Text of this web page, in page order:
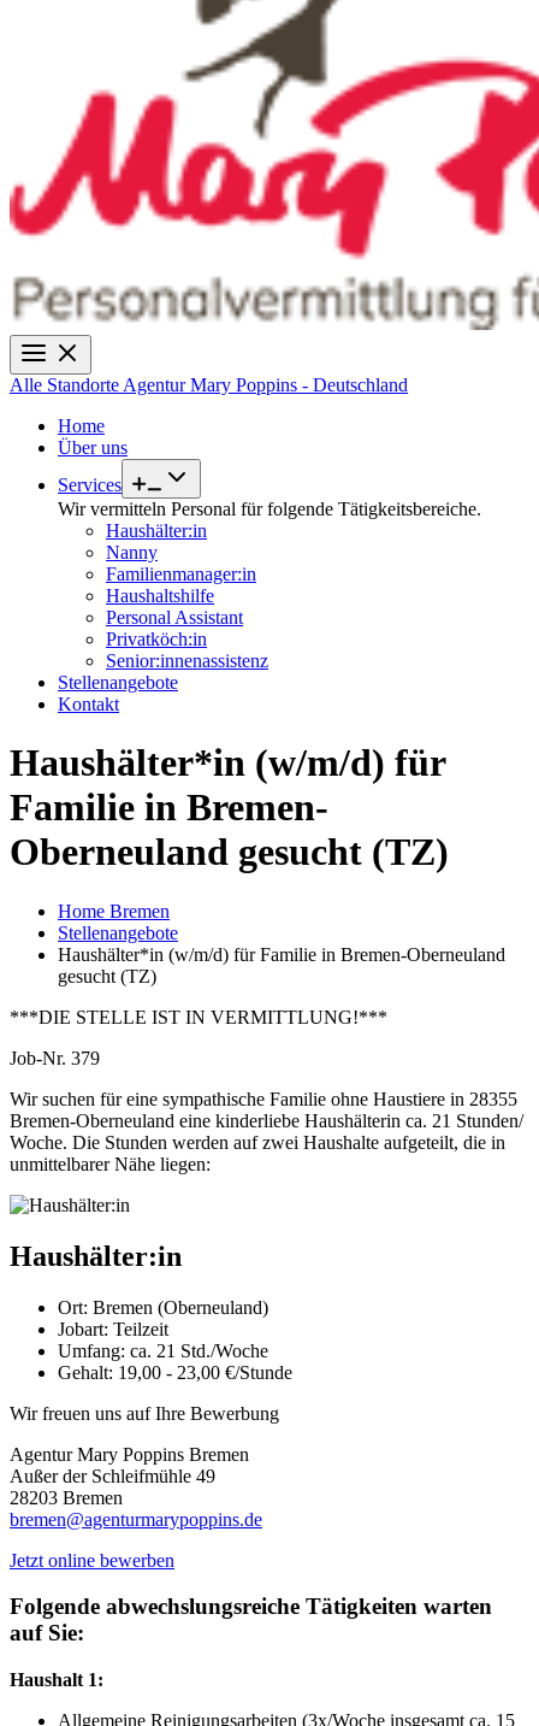
Alle Standorte Agentur Mary Poppins - Deutschland
Home
Über uns
Services
Wir vermitteln Personal für folgende Tätigkeitsbereiche.
Haushälter:in
Nanny
Familienmanager:in
Haushaltshilfe
Personal Assistant
Privatköch:in
Senior:innenassistenz
Stellenangebote
Kontakt
Haushälter*in (w/m/d) für
Familie in Bremen-
Oberneuland gesucht (TZ)
Home Bremen
Stellenangebote
Haushälter*in (w/m/d) für Familie in Bremen-Oberneuland
gesucht (TZ)
***DIE STELLE IST IN VERMITTLUNG!***
Job-Nr. 379
Wir suchen für eine sympathische Familie ohne Haustiere in 28355
Bremen-Oberneuland eine kinderliebe Haushälterin ca. 21 Stunden/
Woche. Die Stunden werden auf zwei Haushalte aufgeteilt, die in
unmittelbarer Nähe liegen:
Haushälter:in
Ort: Bremen (Oberneuland)
Jobart: Teilzeit
Umfang: ca. 21 Std./Woche
Gehalt: 19,00 - 23,00 €/Stunde
Wir freuen uns auf Ihre Bewerbung
Agentur Mary Poppins Bremen
Außer der Schleifmühle 49
28203 Bremen
bremen@agenturmarypoppins.de
Jetzt online bewerben
Folgende abwechslungsreiche Tätigkeiten warten
auf Sie:
Haushalt 1:
Allgemeine Reinigungsarbeiten (3x/Woche insgesamt ca. 15